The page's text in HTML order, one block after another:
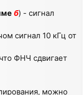
б) - сигнал
сигнал 10 кГц от
ФНЧ сдвигает
можно